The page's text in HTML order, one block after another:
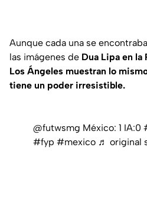
Aunque cada una se
las imágenes de Dua Lipa en la
Los Ángeles muestran lo
tiene un poder irresistible.
@futwsmg México: 1 IA:0
#fyp #mexico ♬ original